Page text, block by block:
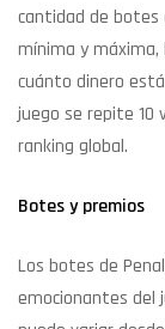
cantidad de botes
mínima y máxima,
cuánto dinero
juego se repite 10
ranking global.
Botes y premios
Los botes de
emocionantes del